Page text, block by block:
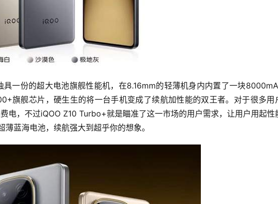
一份的超大电池旗舰性能机，在8.16mm的轻薄机身内内置了一块
旗舰芯片，硬生生的将一台手机变成了续航加性能的双王者。对于很多用
电，不过iQOO Z10 Turbo+就是瞄准了这一市场的用户需求，让用户用起性
蓝海电池，续航强大到超乎你的想象。